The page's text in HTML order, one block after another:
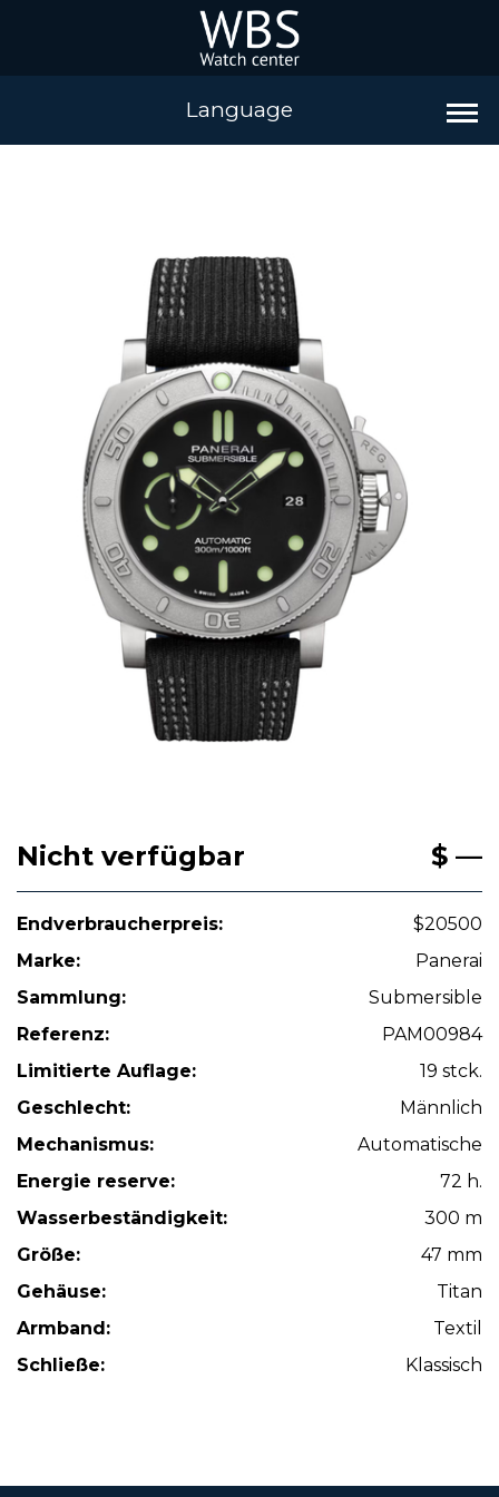
Language
Nicht verfügbar $ —
Endverbraucherpreis:
$20500
Marke:
Panerai
Sammlung:
Submersible
Referenz:
PAM00984
Limitierte Auflage:
19 stck.
Geschlecht:
Männlich
Mechanismus:
Automatische
Energie reserve:
72 h.
Wasserbeständigkeit:
300 m
Größe:
47 mm
Gehäuse:
Titan
Armband:
Textil
Schließe:
Klassisch